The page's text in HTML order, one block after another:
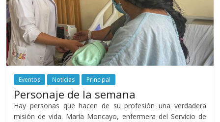
Eventos Noticias Principal
Personaje de la semana
Hay personas que hacen de su profesión una verdadera
misión de vida. María Moncayo, enfermera del Servicio de